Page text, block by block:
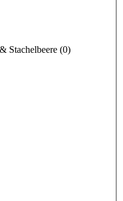
Stachelbeere (0)